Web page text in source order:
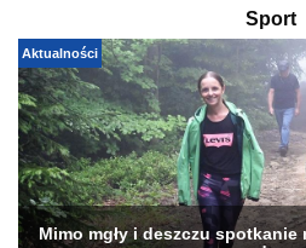
Sport
Aktualności
Mimo mgły i deszczu spotkanie